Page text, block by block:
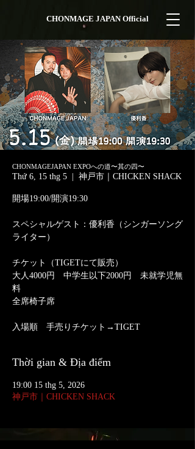
CHONMAGE JAPAN Official
CHONMAGEJAPAN EXPOへの道〜其の四〜
Thứ 6, 15 thg 5 神戸市｜CHICKEN SHACK
開場19:00/開演19:30
スペシャルゲスト：優利香（シンガーソング
ライター）
チケット（TIGETにて販売）
大人4000円 中学生以下2000円 未就学児無
料
全席椅子席
入場順 手売りチケット→TIGET
Thời gian & Địa điểm
19:00 15 thg 5, 2026
神戸市｜CHICKEN SHACK